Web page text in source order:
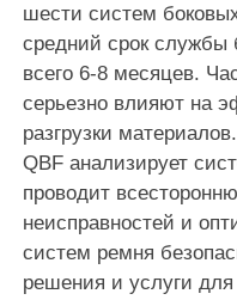
шести систем
средний срок службы
всего 6-8 месяцев.
серьезно влияют на
разгрузки материалов.
QBF анализирует
проводит
неисправностей и
систем ремня
решения и услуги